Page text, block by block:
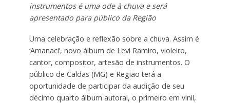
instrumentos é uma ode à chuva e será
apresentado para público da Região
Uma celebração e reflexão sobre a chuva. Assim é
‘Amanaci’, novo álbum de Levi Ramiro, violeiro,
cantor, compositor, artesão de instrumentos. O
público de Caldas (MG) e Região terá a
oportunidade de participar da audição de seu
décimo quarto álbum autoral, o primeiro em vinil,